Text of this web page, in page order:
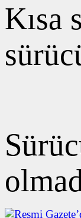
Kısa